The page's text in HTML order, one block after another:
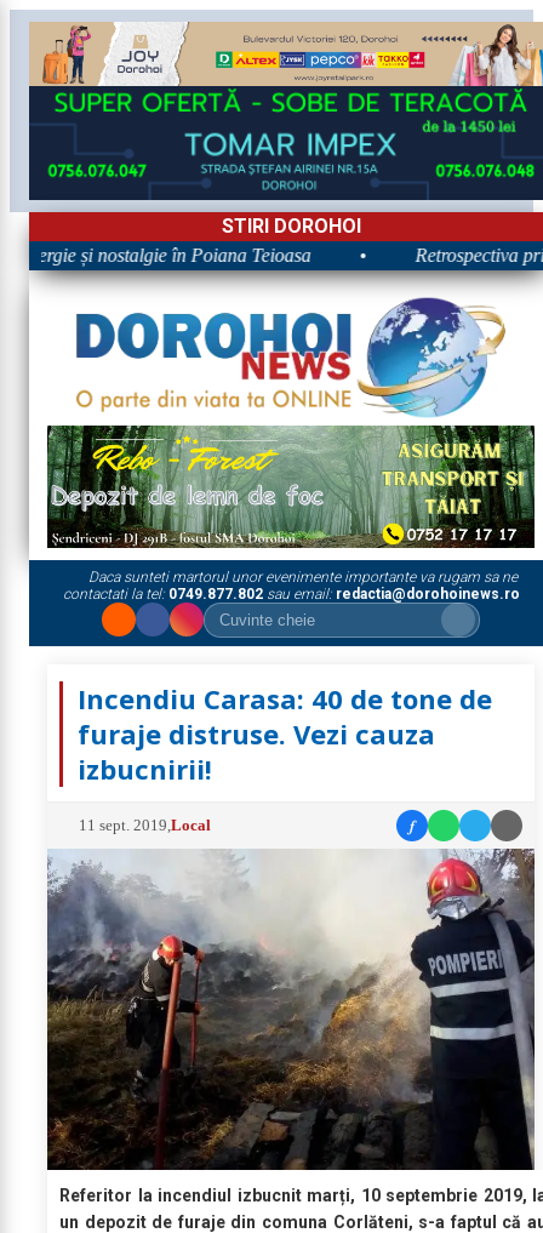
STIRI DOROHOI
și nostalgie în Poiana Teioasa Retrospectiva
Daca sunteti martorul unor evenimente importante va rugam sa ne
contactati la tel: 0749.877.802sau email: redactia@dorohoinews.ro
Incendiu Carasa: 40 de tone de
furaje distruse. Vezi cauza
izbucnirii!
11 sept. 2019 ,Local f
Referitor la incendiul izbucnit marți, 10 septembrie 2019,
un depozit de furaje din comuna Corlăteni, s-a faptul că